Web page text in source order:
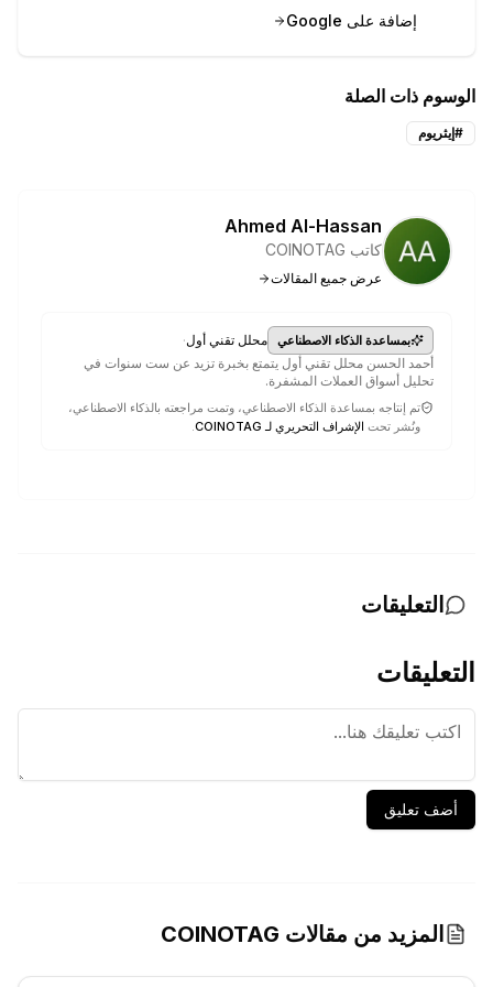
إضافة على Google
الوسوم ذات الصلة
#إيثريوم
Ahmed Al-Hassan
كاتب COINOTAG
عرض جميع المقالات
بمساعدة الذكاء الاصطناعي محلل تقني أول·
أحمد الحسن محلل تقني أول يتمتع بخبرة تزيد عن ست سنوات في
تحليل أسواق العملات المشفرة.
تم إنتاجه بمساعدة الذكاء الاصطناعي، وتمت مراجعته بالذكاء الاصطناعي،
ونُشر تحت الإشراف التحريري لـ COINOTAG .
التعليقات
التعليقات
أضف تعليق
المزيد من مقالات COINOTAG